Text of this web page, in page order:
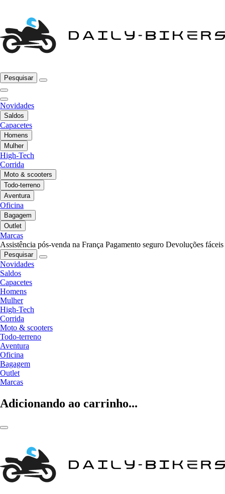
Pesquisar
Novidades
Saldos
Capacetes
Homens
Mulher
High-Tech
Corrida
Moto & scooters
Todo-terreno
Aventura
Oficina
Bagagem
Outlet
Marcas
Assistência pós-venda na França Pagamento seguro Devoluções fáceis
Pesquisar
Novidades
Saldos
Capacetes
Homens
Mulher
High-Tech
Corrida
Moto & scooters
Todo-terreno
Aventura
Oficina
Bagagem
Outlet
Marcas
Adicionando ao carrinho...